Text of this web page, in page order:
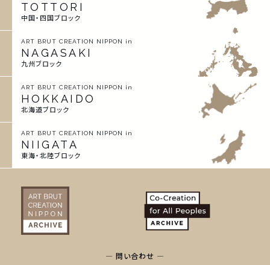
TOTTORI
中国・四国ブロック
ART BRUT CREATION NIPPON in
NAGASAKI
九州ブロック
ART BRUT CREATION NIPPON in
HOKKAIDO
北海道ブロック
ART BRUT CREATION NIPPON in
NIIGATA
東海・北陸ブロック
— 問い合わせ —